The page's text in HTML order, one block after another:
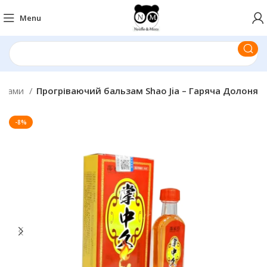
Menu
Прогріваючий бальзам Shao Jia – Гаряча Долоня
-8%